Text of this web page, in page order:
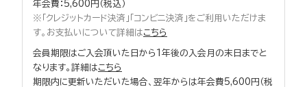
年会費：5,600円（税込）
※「クレジットカード決済」「コンビニ決済」をご利用いただけま
す。お支払いについて詳細はこちら
会員期限はご入会頂いた日から1年後の入会月の末日までと
なります。詳細はこちら
期限内に更新いただいた場合、翌年からは年会費5,600円（税